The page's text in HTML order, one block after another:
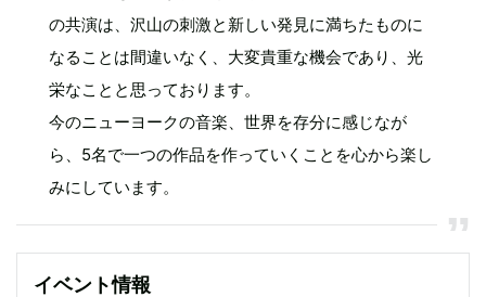
の共演は、沢山の刺激と新しい発見に満ちたものに
なることは間違いなく、大変貴重な機会であり、光
栄なことと思っております。
今のニューヨークの音楽、世界を存分に感じなが
ら、5名で一つの作品を作っていくことを心から楽し
みにしています。
イベント情報